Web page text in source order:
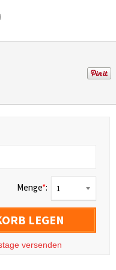
Menge*: 1
LEGEN
versenden